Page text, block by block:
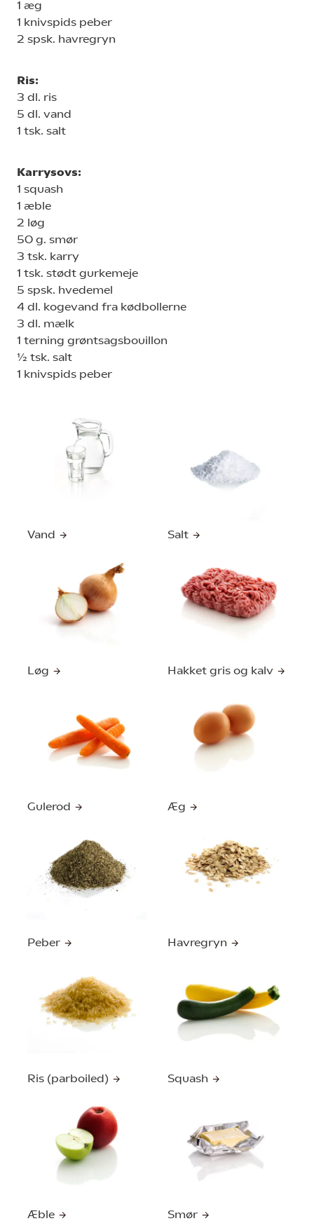
1 æg
1 knivspids peber
2 spsk. havregryn
Ris:
3 dl. ris
5 dl. vand
1 tsk. salt
Karrysovs:
1 squash
1 æble
2 løg
50 g. smør
3 tsk. karry
1 tsk. stødt gurkemeje
5 spsk. hvedemel
4 dl. kogevand fra kødbollerne
3 dl. mælk
1 terning grøntsagsbouillon
½ tsk. salt
1 knivspids peber
Vand Salt
Løg Hakket gris og kalv
Gulerod Æg
Peber Havregryn
Ris (parboiled) Squash
Æble Smør